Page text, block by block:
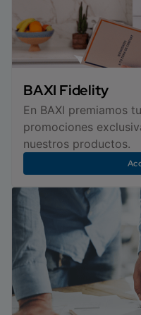
BAXI Fidelity
En BAXI premiamos
promociones
nuestros productos.